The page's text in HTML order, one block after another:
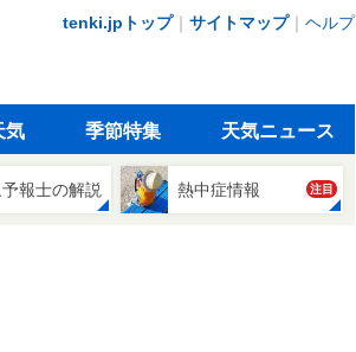
tenki.jpトップ｜ サイトマップ｜ ヘルプ
気 季節特集 天気ニュース
報士の解説 熱中症情報 注目